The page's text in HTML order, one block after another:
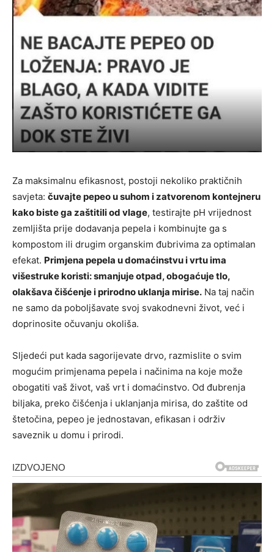
Za maksimalnu efikasnost, postoji nekoliko praktičnih
savjeta: čuvajte pepeo u suhom i zatvorenom kontejneru
kako biste ga zaštitili od vlage, testirajte pH vrijednost
zemljišta prije dodavanja pepela i kombinujte ga s
kompostom ili drugim organskim đubrivima za optimalan
efekat. Primjena pepela u domaćinstvu i vrtu ima
višestruke koristi: smanjuje otpad, obogaćuje tlo,
olakšava čišćenje i prirodno uklanja mirise. Na taj način
ne samo da poboljšavate svoj svakodnevni život, već i
doprinosite očuvanju okoliša.
Sljedeći put kada sagorijevate drvo, razmislite o svim
mogućim primjenama pepela i načinima na koje može
obogatiti vaš život, vaš vrt i domaćinstvo. Od đubrenja
biljaka, preko čišćenja i uklanjanja mirisa, do zaštite od
štetočina, pepeo je jednostavan, efikasan i održiv
saveznik u domu i prirodi.